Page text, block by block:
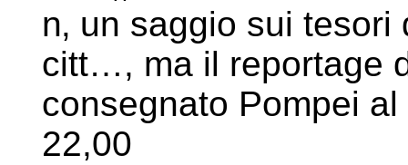
n‚ un saggio sui
citt…, ma il reportage
consegnato Pompei
22,00